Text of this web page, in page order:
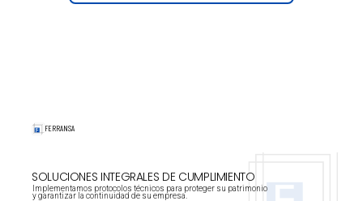
FERRANSA
SOLUCIONES INTEGRALES DE CUMPLIMIENTO
Implementamos protocolos técnicos para proteger su patrimonio
y garantizar la continuidad de su empresa.